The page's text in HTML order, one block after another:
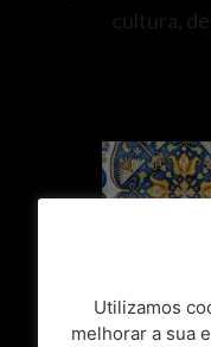
cultura,
Utilizamos
melhorar a sua